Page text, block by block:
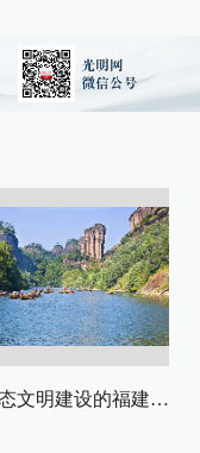
数字生态文明建设的福建路径与启示